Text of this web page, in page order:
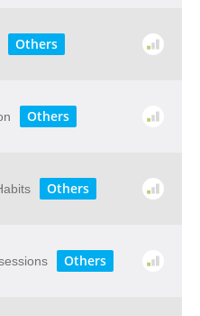
Others
Others
Others
Others